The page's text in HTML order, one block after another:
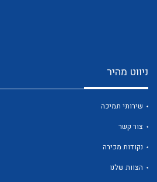
ניווט מהיר
שירותי תמיכה
צור קשר
נקודות מכירה
הצוות שלנו